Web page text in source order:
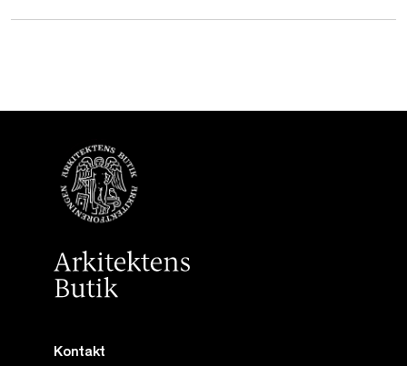
Kontakt